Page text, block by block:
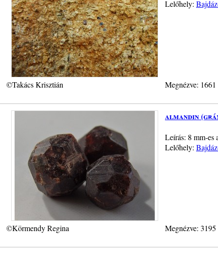
Lelőhely:
©Takács Krisztián Megnézve:
almandin
Leírás: 8 mm-es
Lelőhely:
©Körmendy Regina Megnézve: